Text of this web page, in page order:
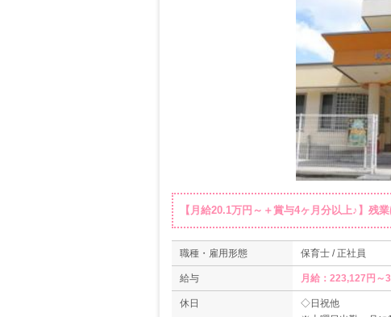
【月給20.1万円～＋賞与4ヶ月分以上♪】
職種・雇用形態 保育士 / 正社員
給与 月給：223,127円～
休日
◇日祝他